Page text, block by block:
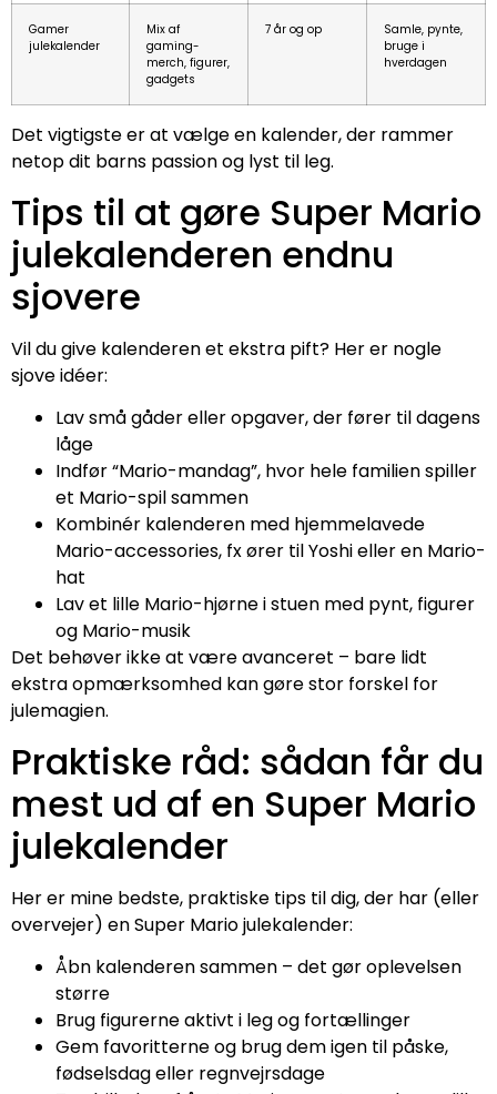
Gamer
julekalender
Mix af
gaming-
merch, figurer,
gadgets
7 år og op
Samle, pynte,
bruge i
hverdagen
Det vigtigste er at vælge en kalender, der rammer
netop dit barns passion og lyst til leg.
Tips til at gøre Super Mario
julekalenderen endnu
sjovere
Vil du give kalenderen et ekstra pift? Her er nogle
sjove idéer:
Lav små gåder eller opgaver, der fører til dagens
låge
Indfør “Mario-mandag”, hvor hele familien spiller
et Mario-spil sammen
Kombinér kalenderen med hjemmelavede
Mario-accessories, fx ører til Yoshi eller en Mario-
hat
Lav et lille Mario-hjørne i stuen med pynt, figurer
og Mario-musik
Det behøver ikke at være avanceret – bare lidt
ekstra opmærksomhed kan gøre stor forskel for
julemagien.
Praktiske råd: sådan får du
mest ud af en Super Mario
julekalender
Her er mine bedste, praktiske tips til dig, der har (eller
overvejer) en Super Mario julekalender:
Åbn kalenderen sammen – det gør oplevelsen
større
Brug figurerne aktivt i leg og fortællinger
Gem favoritterne og brug dem igen til påske,
fødselsdag eller regnvejrsdage